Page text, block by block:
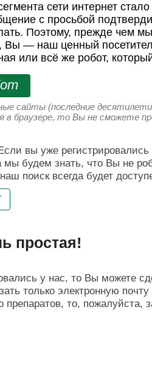
сети интернет
с просьбой
Поэтому, прежде чем
Вы — наш ценный
или всё же робот,
сайты (последние
в браузере, то Вы не сможете
вы уже
мы будем знать, что Вы не
поиск всегда будет
простая!
у нас, то Вы можете
только электронную
то, пожалуйста,